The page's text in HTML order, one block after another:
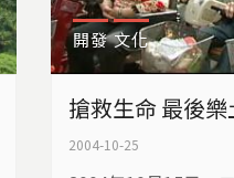
開發 文化
搶救生命 最後樂
2004-10-25